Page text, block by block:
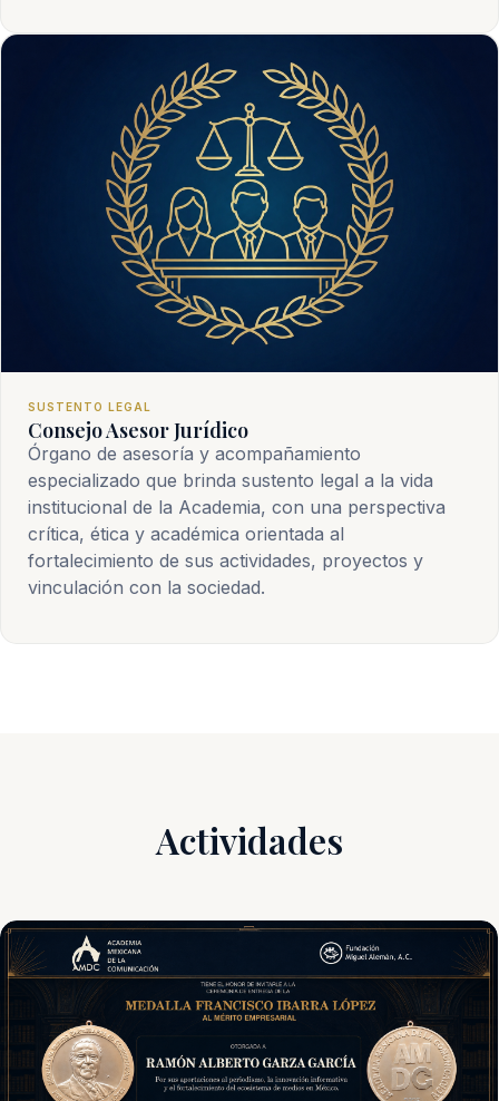
SUSTENTO LEGAL
Consejo Asesor Jurídico
Órgano de asesoría y acompañamiento
especializado que brinda sustento legal a la vida
institucional de la Academia, con una perspectiva
crítica, ética y académica orientada al
fortalecimiento de sus actividades, proyectos y
vinculación con la sociedad.
Actividades